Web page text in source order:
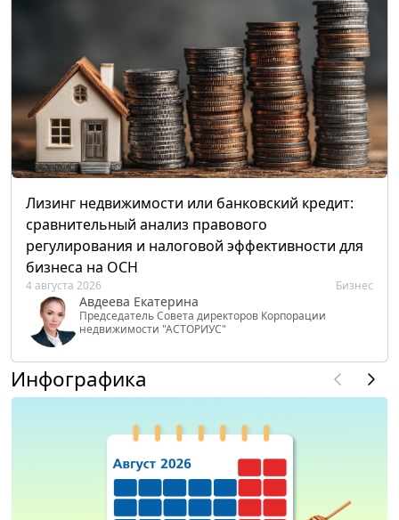
Лизинг недвижимости или банковский кредит:
сравнительный анализ правового
регулирования и налоговой эффективности для
бизнеса на ОСН
4 августа 2026 Бизнес
Авдеева Екатерина
Председатель Совета директоров Корпорации
недвижимости "АСТОРИУС"
Инфографика